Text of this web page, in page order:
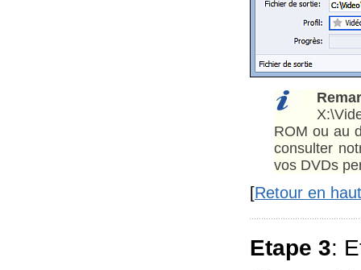
ROM ou au
consulter
vos DVDs
[Retour en haut
Etape 3: